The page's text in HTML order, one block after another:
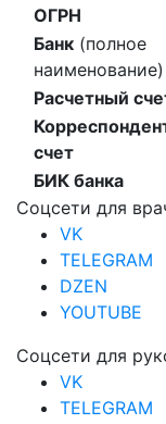
ОГРН
Банк (полное
наименование)
Расчетный
счет
БИК банка
Соцсети для
VK
TELEGRAM
DZEN
YOUTUBE
Соцсети для
VK
TELEGRAM